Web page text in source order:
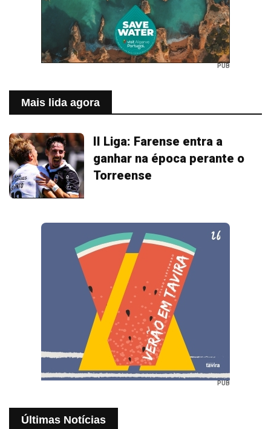
PUB
Mais lida agora
II Liga: Farense entra a
ganhar na época perante o
Torreense
PUB
Últimas Notícias